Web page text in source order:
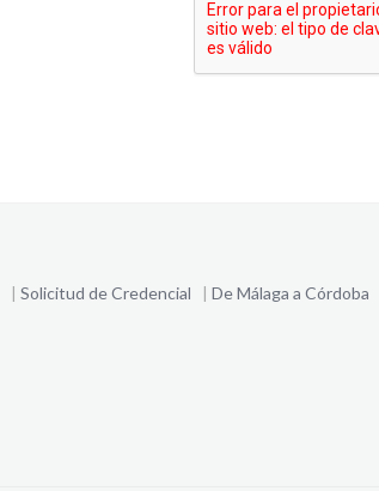
| Solicitud de Credencial | De Málaga a Córdoba